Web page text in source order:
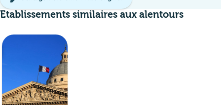
Etablissements similaires aux alentours